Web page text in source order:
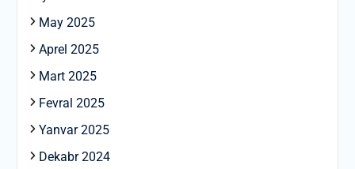
May 2025
Aprel 2025
Mart 2025
Fevral 2025
Yanvar 2025
Dekabr 2024